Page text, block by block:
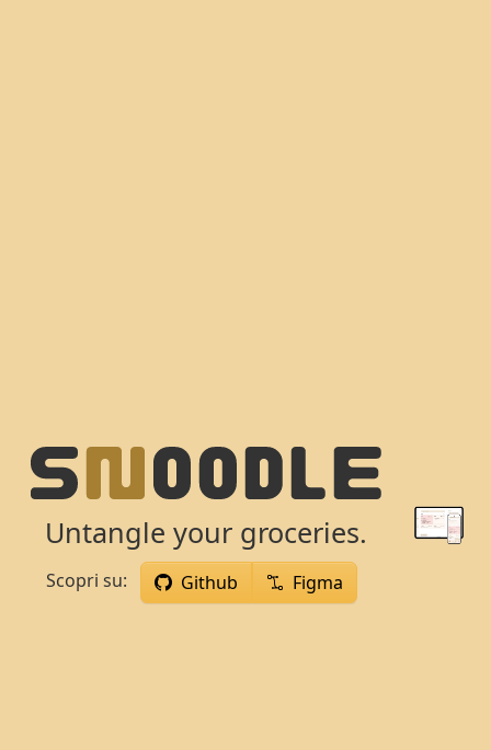
Untangle your groceries.
Scopri su: Github Figma